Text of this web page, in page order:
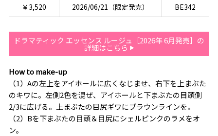
￥3,520
2026/06/21（限定発売） BE342
ドラマティック エッセンス ルージュ［2026年 6月発売］の
詳細はこちら
How to make-up
（1）Aの左上をアイホールに広くなじませ、右下を上まぶた
のキワに。左側2色を混ぜ、アイホールと下まぶたの目頭側
2/3に広げる。上まぶたの目尻ギワにブラウンラインを。
（2）Bを下まぶたの目頭＆目尻にシェルピンクのラメをオ
ン。